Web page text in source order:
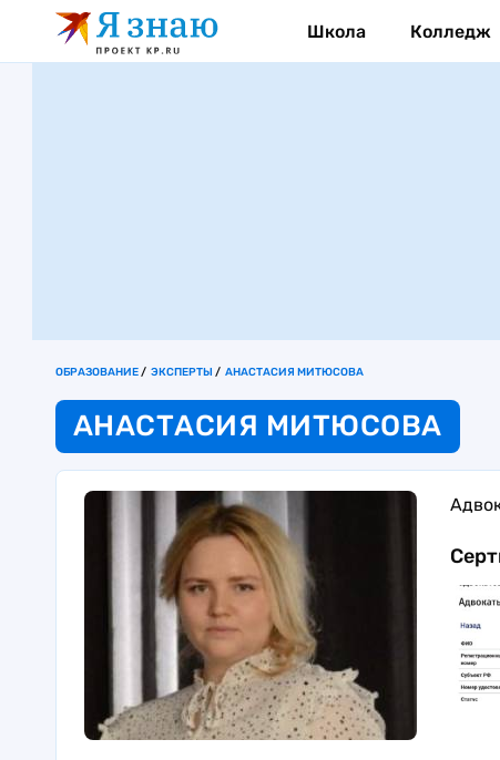
Школа Колледж
ОБРАЗОВАНИЕ ЭКСПЕРТЫ АНАСТАСИЯ МИТЮСОВА
АНАСТАСИЯ МИТЮСОВА